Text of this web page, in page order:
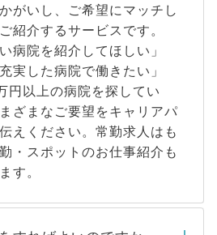
がいし、ご希望にマッチし
紹介するサービスです。
病院を紹介してほしい」
実した病院で働きたい」
円以上の病院を探してい
ざまなご要望をキャリアパ
えください。常勤求人はも
・スポットのお仕事紹介も
す。